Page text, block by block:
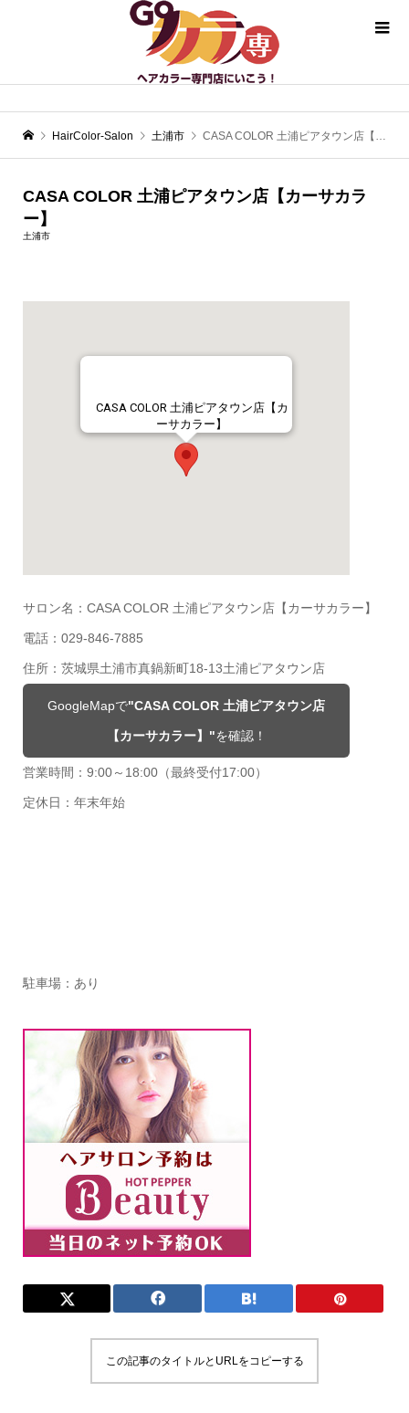
HairColor-Salon 土浦市 CASA COLOR 土浦ピアタウン店【カーサカラー】
CASA COLOR 土浦ピアタウン店【カーサカラ
ー】
土浦市
CASA COLOR 土浦ピアタウン店【カ
ーサカラー】
サロン名：CASA COLOR 土浦ピアタウン店【カーサカラー】
電話：029-846-7885
住所：茨城県土浦市真鍋新町18-13土浦ピアタウン店
GoogleMapで"CASA COLOR 土浦ピアタウン店
【カーサカラー】"を確認！
営業時間：9:00～18:00（最終受付17:00）
定休日：年末年始
駐車場：あり
この記事のタイトルとURLをコピーする